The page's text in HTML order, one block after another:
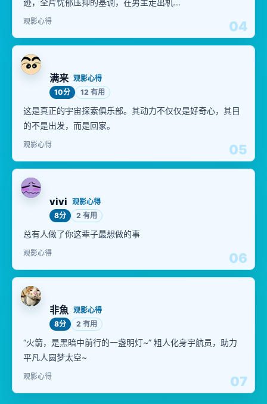
04
迹，全片忧郁压抑的基调，在男主走出机...
观影心得
05
满来 观影心得
10分
12 有用
这是真正的宇宙探索俱乐部。其动力不仅仅是好奇心，其目
的不是出发，而是回家。
观影心得
06
vivi 观影心得
8分
2 有用
总有人做了你这辈子最想做的事
观影心得
07
非魚 观影心得
8分
2 有用
“火箭，是黑暗中前行的一盏明灯~” 粗人化身宇航员，助力
平凡人圆梦太空~
观影心得